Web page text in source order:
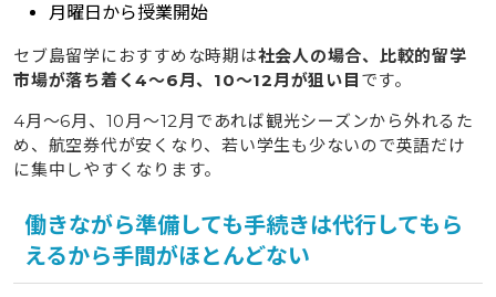
月曜日から授業開始
セブ島留学におすすめな時期は社会人の場合、比較的留学
市場が落ち着く4〜6月、10〜12月が狙い目 です。
4月〜6月、10月〜12月であれば観光シーズンから外れるた
め、航空券代が安くなり、若い学生も少ないので英語だけ
に集中しやすくなります。
働きながら準備しても手続きは代行してもら
えるから手間がほとんどない